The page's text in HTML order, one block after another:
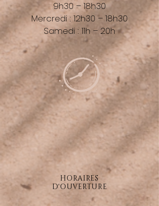
9h30 – 18h30
Mercredi : 12h30 – 18h30
Samedi : 11h – 20h
HORAIRES
D'OUVERTURE